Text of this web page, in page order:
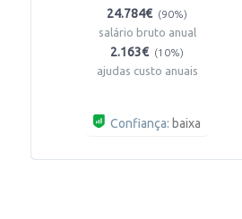
24.784€ (90%)
salário bruto anual
2.163€ (10%)
ajudas custo anuais
Confiança: baixa